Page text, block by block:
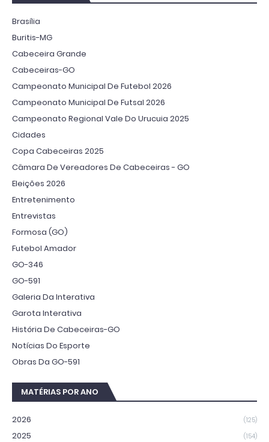
Brasília
Buritis-MG
Cabeceira Grande
Cabeceiras-GO
Campeonato Municipal De Futebol 2026
Campeonato Municipal De Futsal 2026
Campeonato Regional Vale Do Urucuia 2025
Cidades
Copa Cabeceiras 2025
Câmara De Vereadores De Cabeceiras - GO
Eleições 2026
Entretenimento
Entrevistas
Formosa (GO)
Futebol Amador
GO-346
GO-591
Galeria Da Interativa
Garota Interativa
História De Cabeceiras-GO
Notícias Do Esporte
Obras Da GO-591
MATÉRIAS POR ANO
2026 (125)
2025 (154)